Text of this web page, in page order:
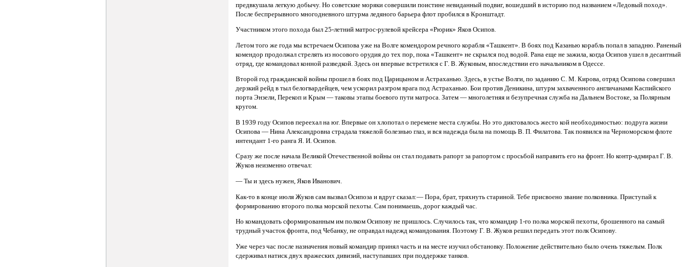
предвкушала легкую добычу. Но советские моряки совершили поистине невиданный подвиг, вошедший в историю под названием «Ледовый поход».
После беспрерывного многодневного штурма ледяного барьера флот пробился в Кронштадт.
Участником этого похода был 25-летний матрос-рулевой крейсера «Рюрик» Яков Осипов.
Летом того же года мы встречаем Осипова уже на Волге комендором речного корабля «Ташкент». В боях под Казанью корабль попал в западню. Раненый
комендор продолжал стрелять из носового орудия до тех пор, пока «Ташкент» не скрылся под водой. Рана еще не зажила, когда Осипов ушел в десантный
отряд, где командовал конной разведкой. Здесь он впервые встретился с Г. В. Жуковым, впоследствии его начальником в Одессе.
Второй год гражданской войны прошел в боях под Царицыном и Астраханью. Здесь, в устье Волги, по заданию С. М. Кирова, отряд Осипова совершил
дерзкий рейд в тыл белогвардейцев, чем ускорил разгром врага под Астраханью. Бои против Деникина, штурм захваченного англичанами Каспийского
порта Энзели, Перекоп и Крым — таковы этапы боевого пути матроса. Затем — многолетняя и безупречная служба на Дальнем Востоке, за Полярным
кругом.
В 1939 году Осипов переехал на юг. Впервые он хлопотал о перемене места службы. Но это диктовалось жесто кой необходимостью: подруга жизни
Осипова — Нина Александровна страдала тяжелой болезнью глаз, и вся надежда была на помощь В. П. Филатова. Так появился на Черноморском флоте
интендант 1-го ранга Я. И. Осипов.
Сразу же после начала Великой Отечественной войны он стал подавать рапорт за рапортом с просьбой направить его на фронт. Но контр-адмирал Г. В.
Жуков неизменно отвечал:
— Ты и здесь нужен, Яков Иванович.
Как-то в конце июля Жуков сам вызвал Осипоза и вдруг сказал:— Пора, брат, тряхнуть стариной. Teбе присвоено звание полковника. Приступай к
формированию второго полка морской пехоты. Сам понимаешь, дорог каждый час.
Но командовать сформированным им полком Осипову не пришлось. Случилось так, что командир 1-го полка морской пехоты, брошенного на самый
трудный участок фронта, под Чебанку, не оправдал надежд командования. Поэтому Г. В. Жуков решил передать этот полк Осипову.
Уже через час после назначения новый командир принял часть и на месте изучил обстановку. Положение действительно было очень тяжелым. Полк
сдерживал натиск двух вражеских дивизий, наступавших при поддержке танков.